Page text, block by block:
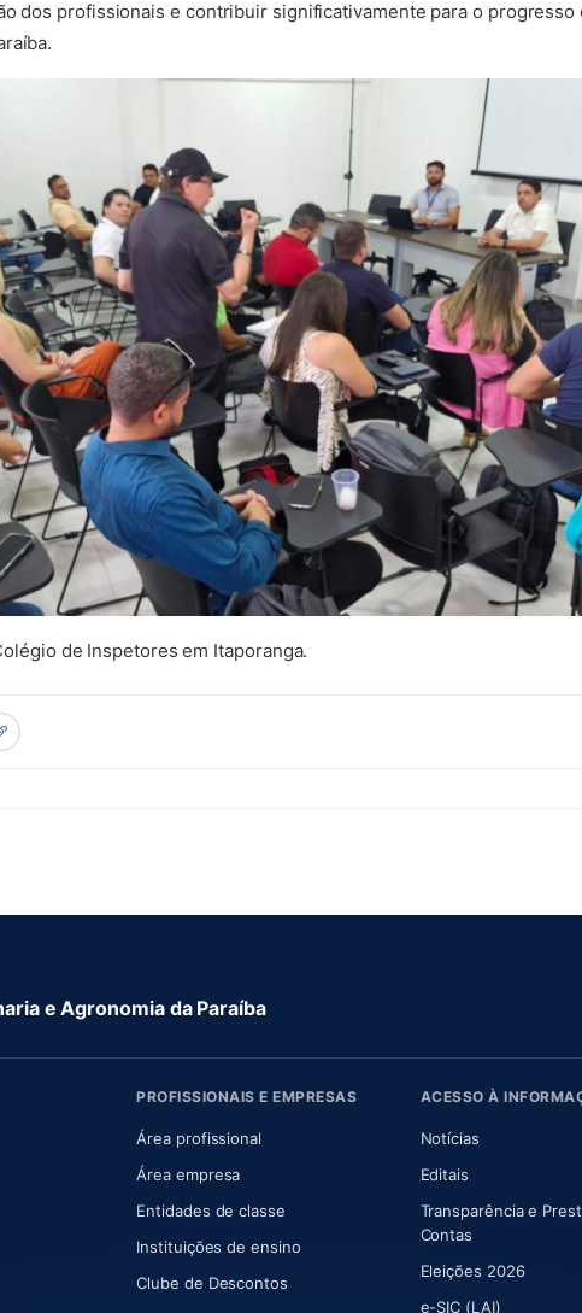
dos profissionais e contribuir significativamente para o progresso
de Inspetores em Itaporanga.
e Agronomia da Paraíba
aba)
PROFISSIONAIS E EMPRESAS
Área profissional
Área empresa
Entidades de classe
Instituições de ensino
Clube de Descontos
ACESSO À
Notícias
Editais
Transparência e
Contas
Eleições 2026
e-SIC (LAI)